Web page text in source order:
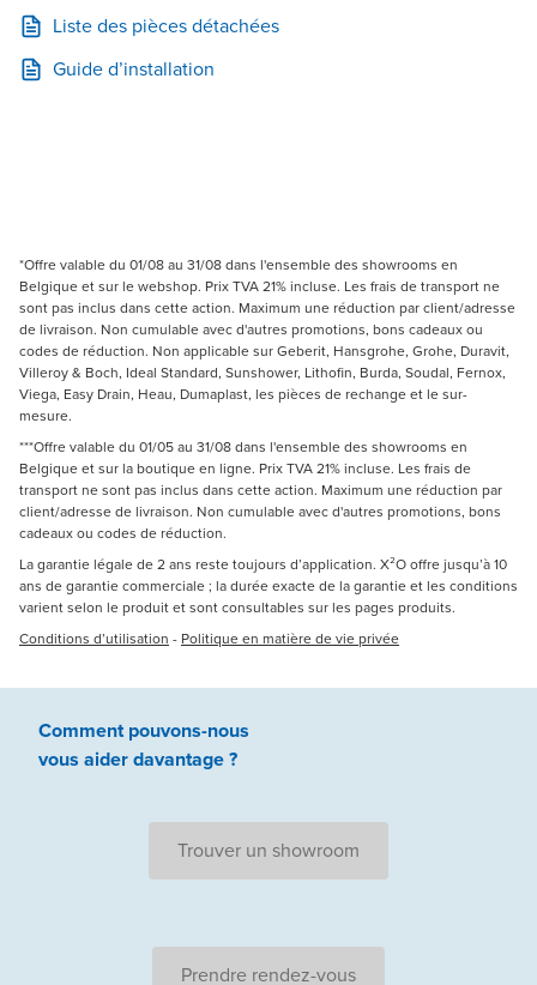
Liste des pièces détachées
Guide d’installation
*Offre valable du 01/08 au 31/08 dans l'ensemble des showrooms en
Belgique et sur le webshop. Prix TVA 21% incluse. Les frais de transport ne
sont pas inclus dans cette action. Maximum une réduction par client/adresse
de livraison. Non cumulable avec d'autres promotions, bons cadeaux ou
codes de réduction. Non applicable sur Geberit, Hansgrohe, Grohe, Duravit,
Villeroy & Boch, Ideal Standard, Sunshower, Lithofin, Burda, Soudal, Fernox,
Viega, Easy Drain, Heau, Dumaplast, les pièces de rechange et le sur-
mesure.
***Offre valable du 01/05 au 31/08 dans l'ensemble des showrooms en
Belgique et sur la boutique en ligne. Prix TVA 21% incluse. Les frais de
transport ne sont pas inclus dans cette action. Maximum une réduction par
client/adresse de livraison. Non cumulable avec d'autres promotions, bons
cadeaux ou codes de réduction.
La garantie légale de 2 ans reste toujours d’application. X²O offre jusqu’à 10
ans de garantie commerciale ; la durée exacte de la garantie et les conditions
varient selon le produit et sont consultables sur les pages produits.
Conditions d’utilisation - Politique en matière de vie privée
Comment pouvons-nous
vous aiderdavantage ?
Trouver un showroom
Prendre rendez-vous